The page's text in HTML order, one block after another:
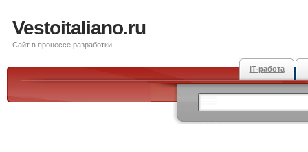
Vestoitaliano.ru
Сайт в процессе разработки
IT-работа